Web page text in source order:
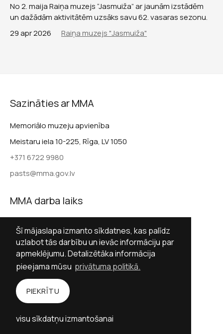
Šī mājaslapa izmanto sīkdatnes, kas palīdz
uzlabot tās darbību un ievāc informāciju par
apmeklējumu. Detalizētāka informācija
pieejama mūsu privātuma politikā.
PIEKRĪTU
visu sīkdatņu izmantošanai
No 2. maija Raiņa muzejs “Jasmuiža” ar jaunām izstādēm
un dažādām aktivitātēm uzsāks savu 62. vasaras sezonu.
29 apr 2026
Raiņa muzejs "Jasmuiža"
Sazināties ar MMA
Memoriālo muzeju apvienība
Meistaru iela 10-225, Rīga, LV 1050
+371 6722 9980
pasts@mma.gov.lv
MMA darba laiks
Sestdienās slēgts
Svētdienās slēgts
Sekot MMA
Facebook
YouTube